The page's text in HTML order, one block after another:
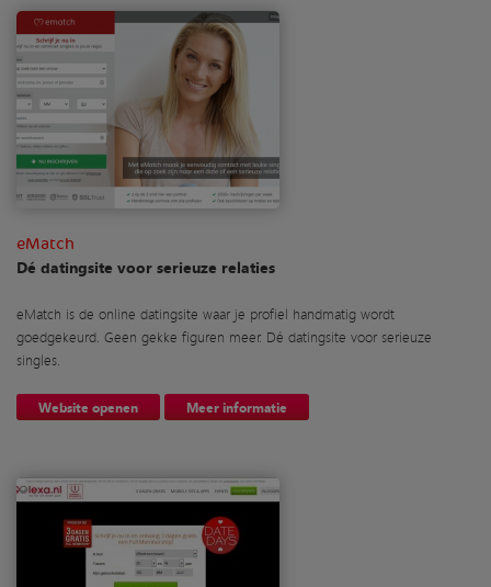
eMatch
Dé datingsite voor serieuze relaties
eMatch is de online datingsite waar je profiel handmatig wordt
goedgekeurd. Geen gekke figuren meer. Dé datingsite voor serieuze
singles.
Website openen Meer informatie